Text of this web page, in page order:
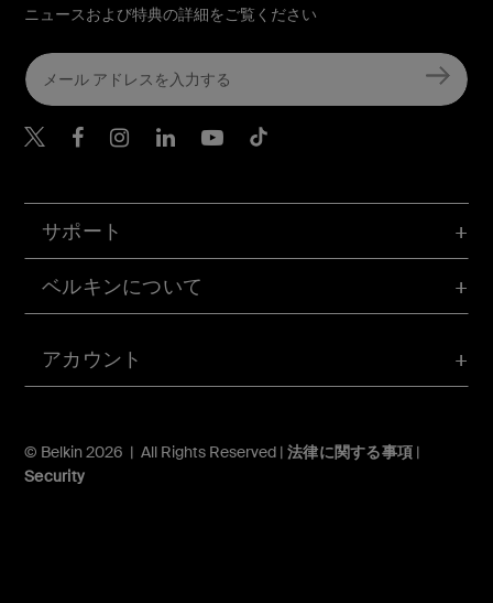
アカウント
サポート
ベルキンについて
© Belkin 2026 | All Rights Reserved | 法律に関する事項 |
Security
ニュースおよび特典の詳細をご覧ください
Belkin Twitter
Belkin Facebook
Belkin Instagram
Belkin LinkedIn
Belkin Youtube
Belkin TikTok